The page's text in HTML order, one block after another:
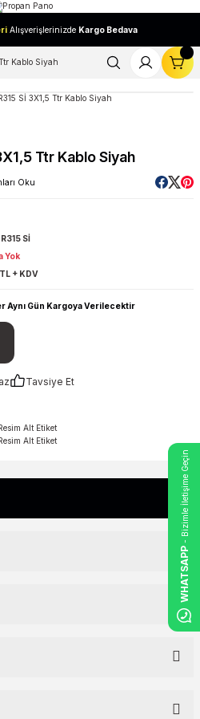
Alışverişlerinizde Kargo Bedava
Ttr Kablo Siyah
Oku
Sİ
Yok
+ KDV
Aynı Gün Kargoya Verilecektir
Tavsiye Et
soru sorulmamış.
WHATSAPP
- Bizimle İletişime Geçin